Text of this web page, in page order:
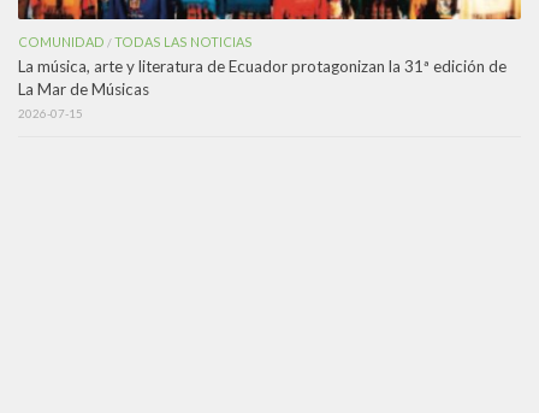
COMUNIDAD /TODAS LAS NOTICIAS
La música, arte y literatura de Ecuador protagonizan la 31ª edición de
La Mar de Músicas
2026-07-15